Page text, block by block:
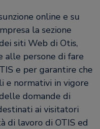
online e su
la sezione
siti Web di Otis,
alle persone di fare
e per garantire che
e normativi in vigore
domande di
ai visitatori
di lavoro di OTIS ed